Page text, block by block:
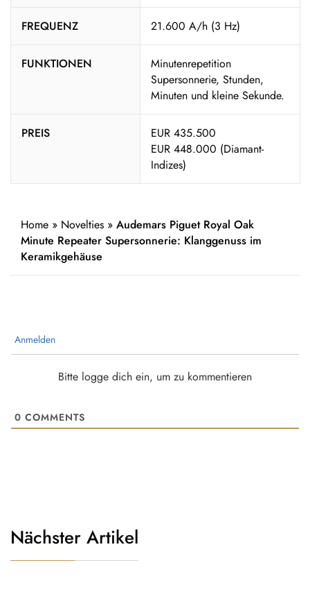
FREQUENZ 21.600 A/h (3 Hz)
FUNKTIONEN
Minutenrepetition
Supersonnerie, Stunden,
Minuten und kleine Sekunde.
PREIS
EUR 435.500
EUR 448.000 (Diamant-
Indizes)
Home » Novelties » Audemars Piguet Royal Oak
Minute Repeater Supersonnerie: Klanggenuss im
Keramikgehäuse
Anmelden
Bitte logge dich ein, um zu kommentieren
0 COMMENTS
Nächster Artikel